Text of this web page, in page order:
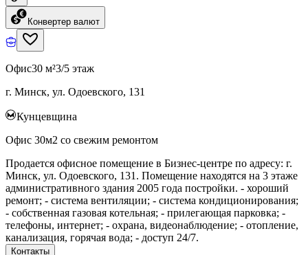
Конвертер валют
Офис30 м²3/5 этаж
г. Минск, ул. Одоевского, 131
Кунцевщина
Офис 30м2 со свежим ремонтом
Продается офисное помещение в Бизнес-центре по адресу: г.
Минск, ул. Одоевского, 131. Помещение находятся на 3 этаже
административного здания 2005 года постройки. - хороший
ремонт; - система вентиляции; - система кондиционирования;
- собственная газовая котельная; - прилегающая парковка; -
телефоны, интернет; - охрана, видеонаблюдение; - отопление,
канализация, горячая вода; - доступ 24/7.
Контакты